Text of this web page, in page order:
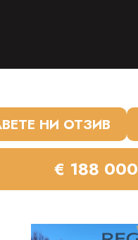
НИ ОТЗИВ
€ 188 000